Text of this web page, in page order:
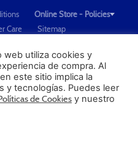
Online Store - Policies
Care
Sitemap
in Test Equipment Solutions -
and Testing"
web utiliza cookies y
de compra. Al
este sitio implica la
y tecnologías. Puedes leer
de Cookies y nuestro